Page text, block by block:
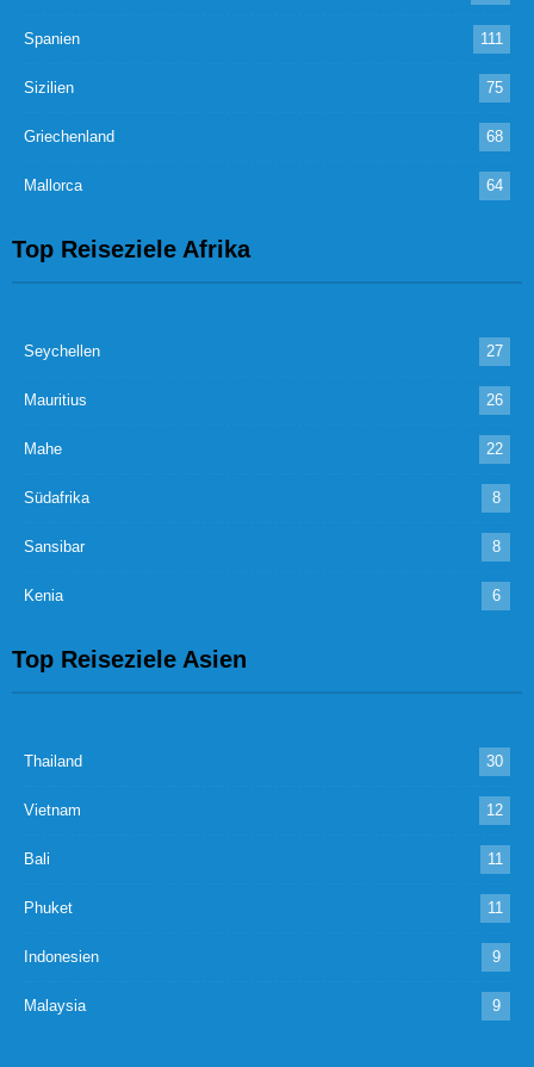
Spanien 111
Sizilien 75
Griechenland 68
Mallorca 64
Top Reiseziele Afrika
Seychellen 27
Mauritius 26
Mahe 22
Südafrika 8
Sansibar 8
Kenia 6
Top Reiseziele Asien
Thailand 30
Vietnam 12
Bali 11
Phuket 11
Indonesien 9
Malaysia 9